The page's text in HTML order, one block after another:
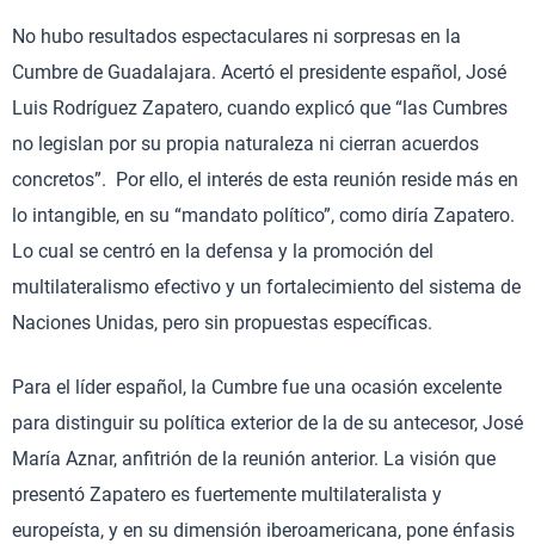
No hubo resultados espectaculares ni sorpresas en la
Cumbre de Guadalajara. Acertó el presidente español, José
Luis Rodríguez Zapatero, cuando explicó que “las Cumbres
no legislan por su propia naturaleza ni cierran acuerdos
concretos”. Por ello, el interés de esta reunión reside más en
lo intangible, en su “mandato político”, como diría Zapatero.
Lo cual se centró en la defensa y la promoción del
multilateralismo efectivo y un fortalecimiento del sistema de
Naciones Unidas, pero sin propuestas específicas.
Para el líder español, la Cumbre fue una ocasión excelente
para distinguir su política exterior de la de su antecesor, José
María Aznar, anfitrión de la reunión anterior. La visión que
presentó Zapatero es fuertemente multilateralista y
europeísta, y en su dimensión iberoamericana, pone énfasis